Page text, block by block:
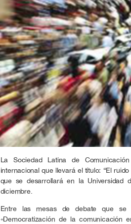
La Sociedad Latina de
internacional que llevará el título: “El
que se desarrollará en la
diciembre.
Entre las mesas de debate que se
«Democratización de la comunicación